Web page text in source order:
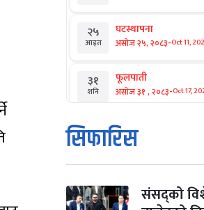
२५
आइत
घटस्थापना
असोज २५, २०८३-Oct 11,
३१
शनि
फूलपाती
असोज ३१ , २०८३-Oct 17,
१
आइत
कार्तिक सङ्क्रान्ति
कार्तिक १, २०८३
मंगल कार्तिक ३, २०८३-Oct 20,
सिफारिस
संसद्को